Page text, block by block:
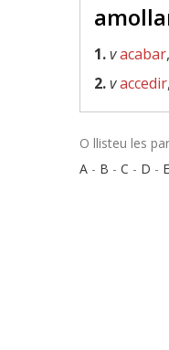
1.vacabar,
2.vaccedir,
O llisteu les
A - B - C - D - E